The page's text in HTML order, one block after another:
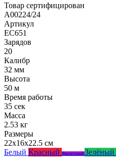
Товар сертифицирован
A00224/24
Артикул
ЕС651
Зарядов
20
Калибр
32 мм
Высота
50 м
Время работы
35 сек
Масса
2.53 кг
Размеры
22x16x22.5 см
Белый Красный Фиолетовый Зелёный